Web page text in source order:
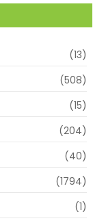
(13)
(508)
(15)
(204)
(40)
(1794)
(1)